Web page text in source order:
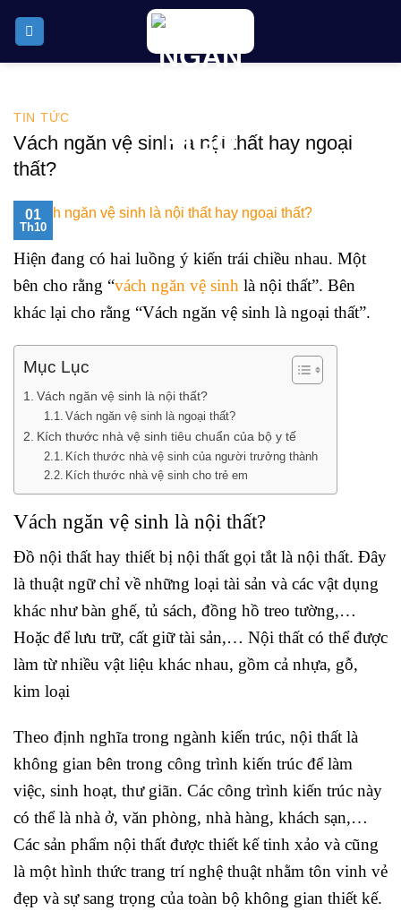
TIN TỨC
Vách ngăn vệ sinh là nội thất hay ngoại
thất?
01
Th10
Hiện đang có hai luồng ý kiến trái chiều nhau. Một
bên cho rằng “vách ngăn vệ sinh là nội thất”. Bên
khác lại cho rằng “Vách ngăn vệ sinh là ngoại thất”.
Mục Lục
Vách ngăn vệ sinh là nội thất?
Vách ngăn vệ sinh là ngoại thất?
Kích thước nhà vệ sinh tiêu chuẩn của bộ y tế
Kích thước nhà vệ sinh của người trưởng thành
Kích thước nhà vệ sinh cho trẻ em
Vách ngăn vệ sinh là nội thất?
Đồ nội thất hay thiết bị nội thất gọi tắt là nội thất. Đây
là thuật ngữ chỉ về những loại tài sản và các vật dụng
khác như bàn ghế, tủ sách, đồng hồ treo tường,…
Hoặc để lưu trữ, cất giữ tài sản,… Nội thất có thể được
làm từ nhiều vật liệu khác nhau, gồm cả nhựa, gỗ,
kim loại
Theo định nghĩa trong ngành kiến trúc, nội thất là
không gian bên trong công trình kiến trúc để làm
việc, sinh hoạt, thư giãn. Các công trình kiến trúc này
có thể là nhà ở, văn phòng, nhà hàng, khách sạn,…
Các sản phẩm nội thất được thiết kế tinh xảo và cũng
là một hình thức trang trí nghệ thuật nhằm tôn vinh vẻ
đẹp và sự sang trọng của toàn bộ không gian thiết kế.